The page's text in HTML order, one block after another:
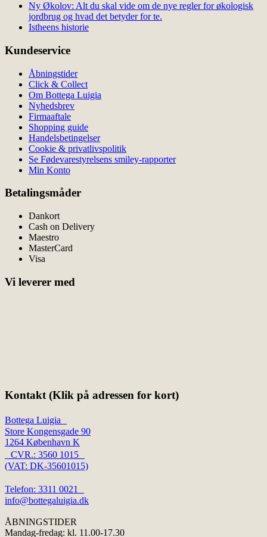
Ny Økolov: Alt du skal vide om de nye regler for økologisk
jordbrug og hvad det betyder for te.
Istheens historie
Kundeservice
Åbningstider
Click & Collect
Om Bottega Luigia
Nyhedsbrev
Firmaaftale
Shopping guide
Handelsbetingelser
Cookie & privatlivspolitik
Se Fødevarestyrelsens smiley-rapporter
Min Konto
Betalingsmåder
Dankort
Cash on Delivery
Maestro
MasterCard
Visa
Vi leverer med
Kontakt (Klik på adressen for kort)
Bottega Luigia
Store Kongensgade 90
1264 København K
CVR.: 3560 1015
(VAT: DK-35601015)
Telefon: 3311 0021
info@bottegaluigia.dk
ÅBNINGSTIDER
Mandag-fredag: kl. 11.00-17.30